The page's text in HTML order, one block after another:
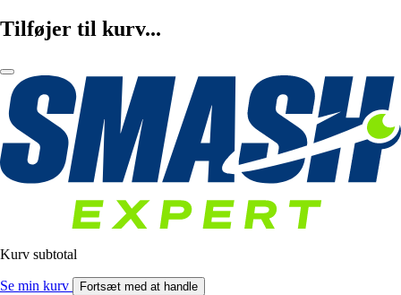
Tilføjer til kurv...
Kurv subtotal
Se min kurv Fortsæt med at handle